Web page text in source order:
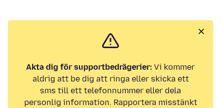
Akta dig för supportbedrägerier: Vi kommer
aldrig att be dig att ringa eller skicka ett
sms till ett telefonnummer eller dela
personlig information. Rapportera misstänkt